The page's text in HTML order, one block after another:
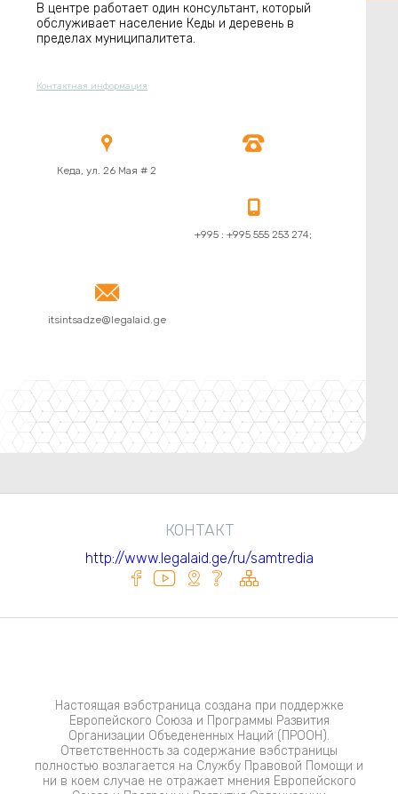
В центре работает один консультант, который
обслуживает население Кеды и деревень в
пределах муниципалитета.
Контактная информация

Кеда, ул. 26 Мая # 2


+995 : +995 555 253 274;

itsintsadze@legalaid.ge
КОНТАКТ
http://www.legalaid.ge/ru/samtredia
Настоящая вэбстраница создана при поддержке
Европейского Союза и Программы Развития
Организации Объедененных Наций (ПРООН).
Ответственность за содержание вэбстраницы
полностью возлагается на Службу Правовой Помощи и
ни в коем случае не отражает мнения Европейского